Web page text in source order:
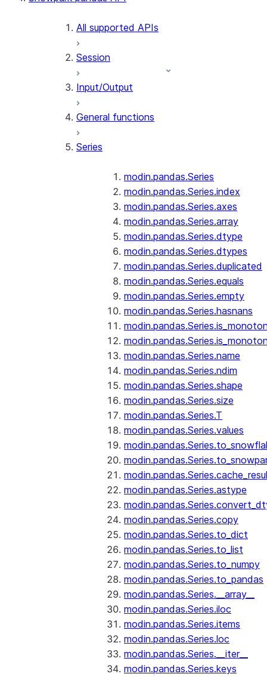
All supported APIs
Session
Input/Output
General functions
Series
modin.pandas.Series
modin.pandas.Series.index
modin.pandas.Series.axes
modin.pandas.Series.array
modin.pandas.Series.dtype
modin.pandas.Series.dtypes
modin.pandas.Series.duplicated
modin.pandas.Series.equals
modin.pandas.Series.empty
modin.pandas.Series.hasnans
modin.pandas.Series.name
modin.pandas.Series.ndim
modin.pandas.Series.shape
modin.pandas.Series.size
modin.pandas.Series.T
modin.pandas.Series.values
modin.pandas.Series.astype
modin.pandas.Series.copy
modin.pandas.Series.to_dict
modin.pandas.Series.to_list
modin.pandas.Series.to_numpy
modin.pandas.Series.to_pandas
modin.pandas.Series.__array__
modin.pandas.Series.iloc
modin.pandas.Series.items
modin.pandas.Series.loc
modin.pandas.Series.__iter__
modin.pandas.Series.keys